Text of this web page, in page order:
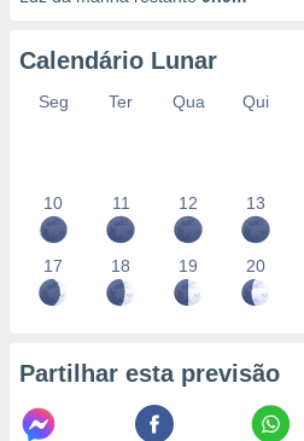
Calendário Lunar
Seg Ter Qua Qui
10 11 12 13
17 18 19 20
Partilhar esta previsão